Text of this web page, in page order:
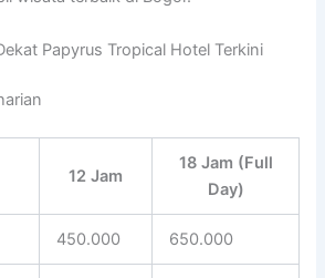
Papyrus Tropical Hotel Terkini
12 Jam
18 Jam (Full
Day)
450.000 650.000